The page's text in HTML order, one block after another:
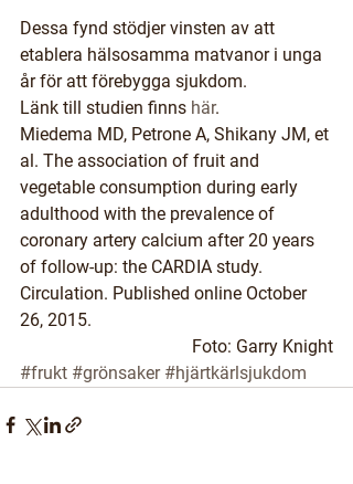
Dessa fynd stödjer vinsten av att
etablera hälsosamma matvanor i unga
år för att förebygga sjukdom.
Länk till studien finns här.
Miedema MD, Petrone A, Shikany JM, et
al. The association of fruit and
vegetable consumption during early
adulthood with the prevalence of
coronary artery calcium after 20 years
of follow-up: the CARDIA study.
Circulation. Published online October
26, 2015.
Foto: Garry Knight
#frukt #grönsaker #hjärtkärlsjukdom